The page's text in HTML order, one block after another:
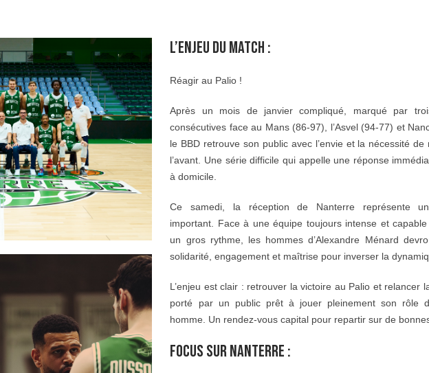
L’ENJEU DU MATCH :
Réagir au Palio !
Après un mois de janvier compliqué, marqué par
consécutives face au Mans (86-97), l’Asvel (94-77) et
le BBD retrouve son public avec l’envie et la nécessité de
l’avant. Une série difficile qui appelle une réponse
à domicile.
Ce samedi, la réception de Nanterre représente
important. Face à une équipe toujours intense et capable
un gros rythme, les hommes d’Alexandre Ménard
solidarité, engagement et maîtrise pour inverser la
L’enjeu est clair : retrouver la victoire au Palio et relancer
porté par un public prêt à jouer pleinement son rôle
homme. Un rendez-vous capital pour repartir sur de
FOCUS SUR NANTERRE :